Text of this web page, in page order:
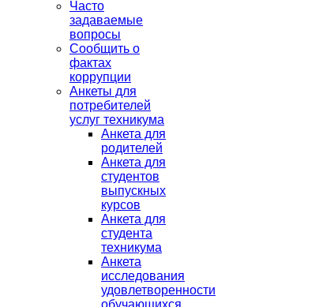
Часто
задаваемые
вопросы
Сообщить о
фактах
коррупции
Анкеты для
потребителей
услуг техникума
Анкета для
родителей
Анкета для
студентов
выпускных
курсов
Анкета для
студента
техникума
Анкета
исследования
удовлетворенности
обучающихся